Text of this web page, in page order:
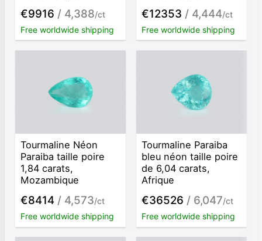
€9916 / 4,388/ct
Free worldwide shipping
€12353 / 4,444/ct
Free worldwide shipping
Tourmaline Néon
Paraiba taille poire
1,84 carats,
Mozambique
€8414 / 4,573/ct
Free worldwide shipping
Tourmaline Paraiba
bleu néon taille poire
de 6,04 carats,
Afrique
€36526 / 6,047/ct
Free worldwide shipping